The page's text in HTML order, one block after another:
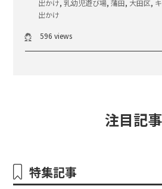
出かけ,乳幼児遊び場,蒲田, 大田区,
出かけ
596 views
注目記事
特集記事